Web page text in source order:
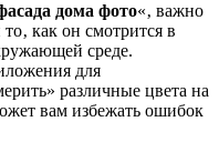
дома фото«‚ важно
как он смотрится в
среде.
для
различные цвета на
вам избежать ошибок